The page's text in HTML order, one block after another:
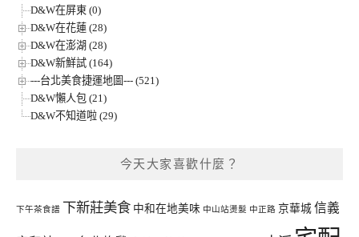
D&W在屏東 (0)
D&W在花蓮 (28)
D&W在澎湖 (28)
D&W新鮮試 (164)
---台北美食捷運地圖--- (521)
D&W懶人包 (21)
D&W不知道啦 (29)
今天大家喜歡什麼？
下午茶食譜 下新莊美食 中和在地美味 中山站燙髮 中正路 京華城 信義